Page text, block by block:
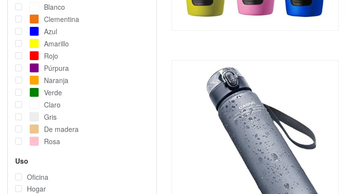
Blanco
Clementina
Azul
Amarillo
Rojo
Púrpura
Naranja
Verde
Claro
Gris
De madera
Rosa
Uso
Oficina
Hogar